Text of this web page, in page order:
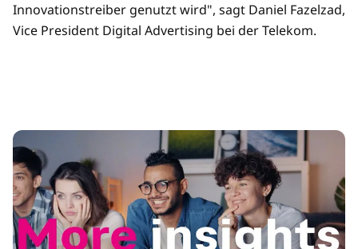
Innovationstreiber genutzt wird", sagt Daniel Fazelzad,
Vice President Digital Advertising bei der Telekom.